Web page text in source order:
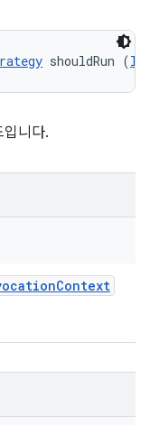
shouldRun (
니다.
Context